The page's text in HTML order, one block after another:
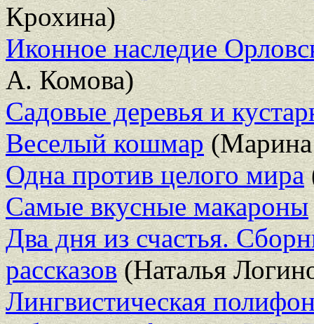
Крохина)
Иконное наследие
А. Комова)
Садовые деревья и
Веселый кошмар(Марина
Одна против целого мира
Самые вкусные макароны
Два дня из счастья.
рассказов(Наталья
Лингвистическая